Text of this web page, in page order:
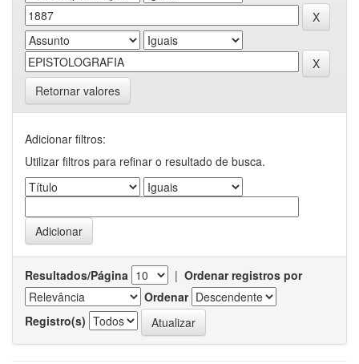
Retornar valores
Adicionar filtros:
Utilizar filtros para refinar o resultado de busca.
Resultados/Página | Ordenar registros por
Ordenar
Registro(s)